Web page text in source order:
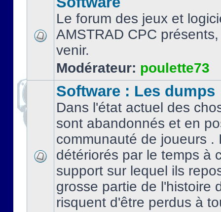
Le forum des jeux et
AMSTRAD CPC
venir.
Modérateur: poulette73
Software : Les dumps
Dans l'état actuel des
sont abandonnés et en
communauté de joueurs .
détériorés par le temps à
support sur lequel ils
grosse partie de l'histoire
risquent d'être perdus à